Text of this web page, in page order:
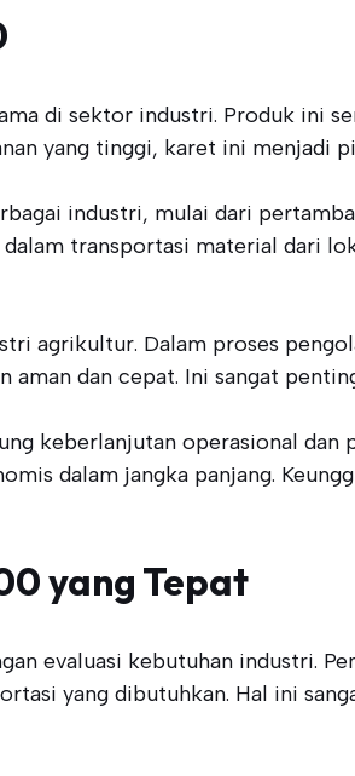
di sektor industri. Produk ini
yang tinggi, karet ini menjadi
industri, mulai dari
transportasi material dari
agrikultur. Dalam proses
dan cepat. Ini sangat
keberlanjutan operasional
dalam jangka panjang.
yang Tepat
evaluasi kebutuhan industri.
yang dibutuhkan. Hal ini